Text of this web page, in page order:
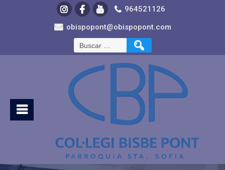
964521126
obispopont@obispopont.com